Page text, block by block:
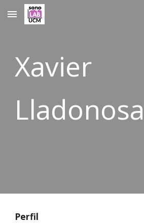
Skip to main content
Xavier
Lladonosa
Perfil